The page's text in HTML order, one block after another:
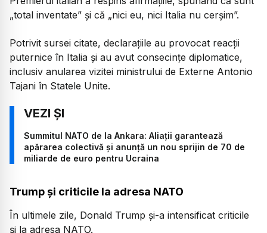
„total inventate” și că „nici eu, nici Italia nu cerșim”.
Potrivit sursei citate, declarațiile au provocat reacții
puternice în Italia și au avut consecințe diplomatice,
inclusiv anularea vizitei ministrului de Externe Antonio
Tajani în Statele Unite.
Summitul NATO de la Ankara: Aliații garantează
apărarea colectivă și anunță un nou sprijin de 70 de
miliarde de euro pentru Ucraina
Trump și criticile la adresa NATO
În ultimele zile, Donald Trump și-a intensificat criticile
și la adresa NATO.